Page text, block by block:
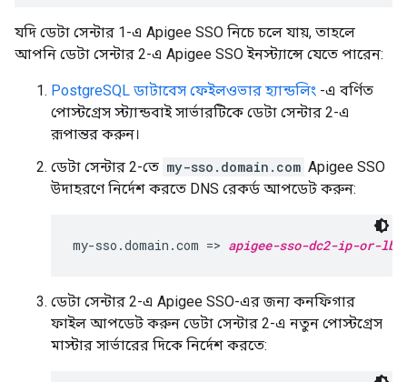
যদি ডেটা সেন্টার 1-এ Apigee SSO নিচে চলে যায়, তাহলে
আপনি ডেটা সেন্টার 2-এ Apigee SSO ইনস্ট্যান্সে যেতে পারেন:
PostgreSQL ডাটাবেস ফেইলওভার হ্যান্ডলিং -এ বর্ণিত
পোস্টগ্রেস স্ট্যান্ডবাই সার্ভারটিকে ডেটা সেন্টার 2-এ
রূপান্তর করুন।
ডেটা সেন্টার 2-তে my-sso.domain.com Apigee SSO
উদাহরণে নির্দেশ করতে DNS রেকর্ড আপডেট করুন:
my-sso.domain.com => apigee-sso-dc2-ip-or-lb
ডেটা সেন্টার 2-এ Apigee SSO-এর জন্য কনফিগার
ফাইল আপডেট করুন ডেটা সেন্টার 2-এ নতুন পোস্টগ্রেস
মাস্টার সার্ভারের দিকে নির্দেশ করতে: